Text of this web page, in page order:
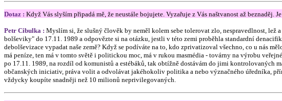
Dotaz : Když Vás slyším připadá mě, že neustále bojujete. Vyzařuje z Vás naštvanost až beznaděj.
Petr Cibulka : Myslím si, že slušný člověk by neměl kolem sebe tolerovat zlo, nespravedlnost, lež
bolševiky" do 17.11. 1989 a odpovězte si na otázku, jestli v této zemi proběhla standardní
debolševizace vypadat naše země? Když se podíváte na to, kdo zprivatizoval všechno, co u nás
má peníze, ten má v tomto světě i politickou moc, má v rukou masmédia - továrny na výrobu
po 17.11. 1989, na rozdíl od komunistů a estébáků, tak obtížně dostávám do jimi
občanských iniciativ, práva volit a odvolávat jakéhokoliv politika a nebo význačného úředníka,
vždycky koupíte snadněji než 10 milionů neprivilegovaných.